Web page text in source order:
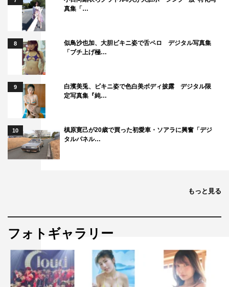
真集「…
8
似鳥沙也加、大胆ビキニ姿で舌ペロ デジタル写真集
「ブチ上げ極…
9
白濱美兎、ビキニ姿で色白美ボディ披露 デジタル限
定写真集『純…
10
槙原寛己が20歳で買った初愛車・ソアラに興奮「デジ
タルパネル…
もっと見る
フォトギャラリー